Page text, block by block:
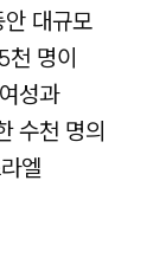
대규모
천 명이
성과
수천 명의
엘